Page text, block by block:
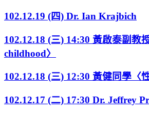
102.12.19 (四) Dr. Ian Krajbich
102.12.18 (三) 14:30 黃啟泰副教
childhood〉
102.12.18 (三) 12:30 黃健同學
102.12.17 (二) 17:30 Dr. Jeffrey